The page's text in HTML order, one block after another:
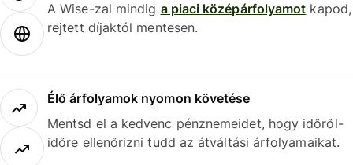
A Wise-zal mindig a piaci középárfolyamot kapod,
rejtett díjaktól mentesen.
Élő árfolyamok nyomon követése
Mentsd el a kedvenc pénznemeidet, hogy időről-
időre ellenőrizni tudd az átváltási árfolyamaikat.